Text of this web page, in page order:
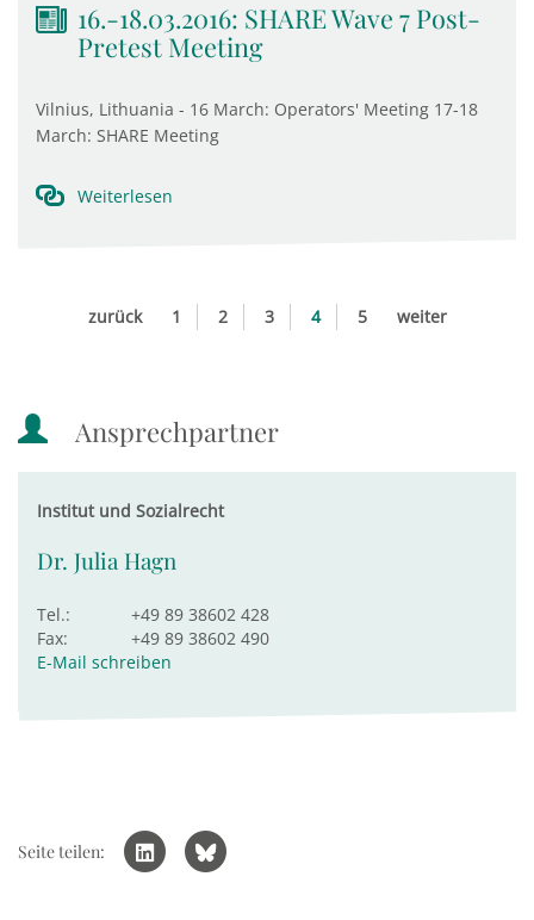
16.-18.03.2016: SHARE Wave 7 Post-
Pretest Meeting
Vilnius, Lithuania - 16 March: Operators' Meeting 17-18
March: SHARE Meeting
Weiterlesen
zurück 1 2 3 4 5 weiter
Ansprechpartner
Institut und Sozialrecht
Dr. Julia Hagn
Tel.:
+49 89 38602 428
Fax:
+49 89 38602 490
E-Mail schreiben
Seite teilen: